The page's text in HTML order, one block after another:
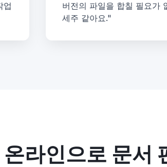
업
버전의 파일을 합칠 필요가
세주 같아요."
온라인으로 문서